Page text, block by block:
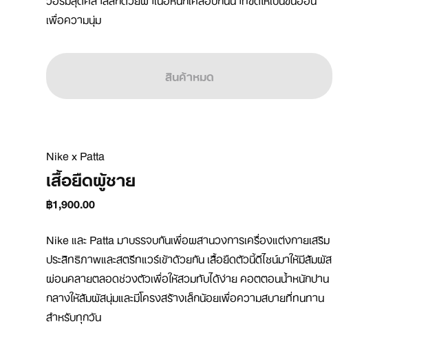
เพื่อความนุ่ม
สินค้าหมด
Nike x Patta
เสื้อยืดผู้ชาย
฿1,900.00
Nike และ Patta มาบรรจบกันเพื่อผสานวงการเครื่องแต่งกายเสริม
ประสิทธิภาพและสตรีทแวร์เข้าด้วยกัน เสื้อยืดตัวนี้ดีไซน์มาให้มีสัมผัส
ผ่อนคลายตลอดช่วงตัวเพื่อให้สวมทับได้ง่าย คอตตอนน้ำหนักปาน
กลางให้สัมผัสนุ่มและมีโครงสร้างเล็กน้อยเพื่อความสบายที่ทนทาน
สำหรับทุกวัน